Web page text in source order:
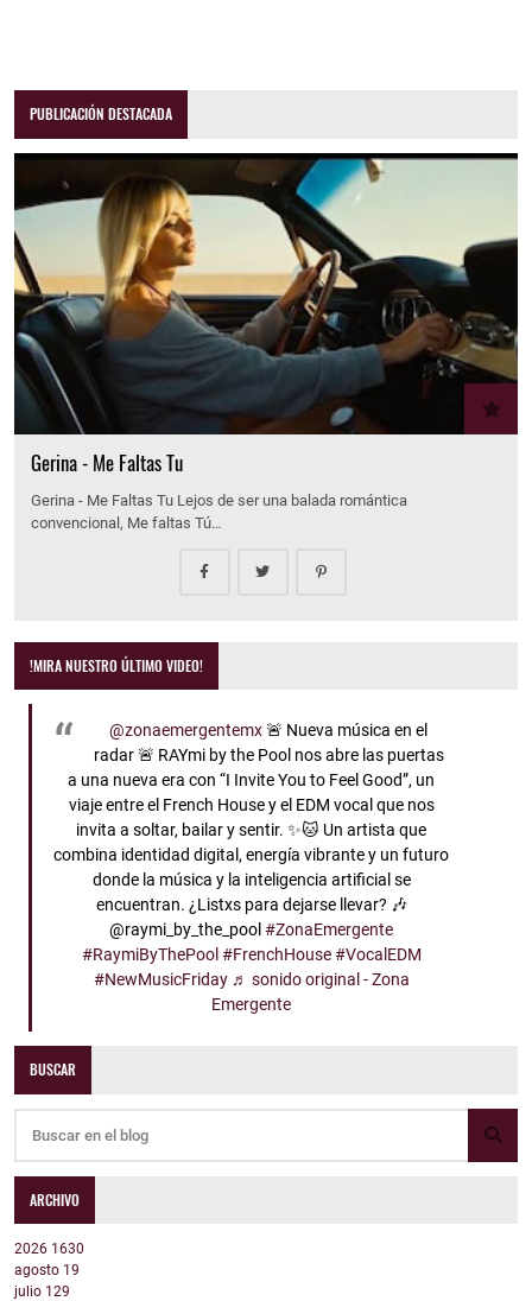
PUBLICACIÓN DESTACADA
Gerina - Me Faltas Tu
Gerina - Me Faltas Tu Lejos de ser una balada romántica
convencional, Me faltas Tú…
!MIRA NUESTRO ÚLTIMO VIDEO!
@zonaemergentemx🚨 Nueva música en el
radar 🚨 RAYmi by the Pool nos abre las puertas
a una nueva era con “I Invite You to Feel Good”, un
viaje entre el French House y el EDM vocal que nos
invita a soltar, bailar y sentir. ✨🐱 Un artista que
combina identidad digital, energía vibrante y un futuro
donde la música y la inteligencia artificial se
encuentran. ¿Listxs para dejarse llevar? 🎶
@raymi_by_the_pool #ZonaEmergente
#RaymiByThePool #FrenchHouse #VocalEDM
#NewMusicFriday ♬ sonido original - Zona
Emergente
BUSCAR
ARCHIVO
2026 1630
agosto 19
julio 129